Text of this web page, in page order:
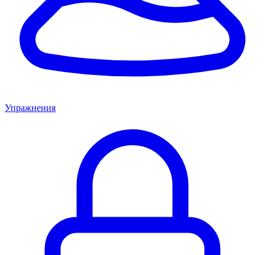
Упражнения